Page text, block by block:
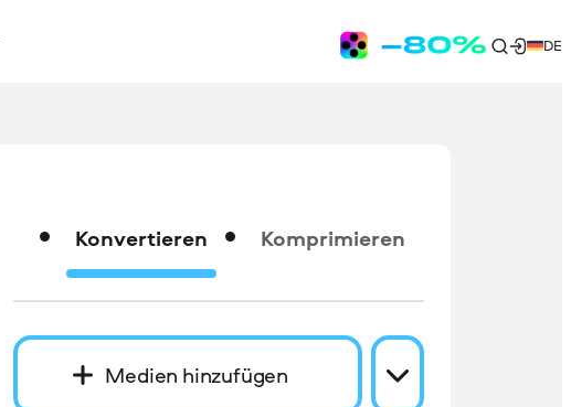
DE
Konvertieren Komprimieren
Medien hinzufügen